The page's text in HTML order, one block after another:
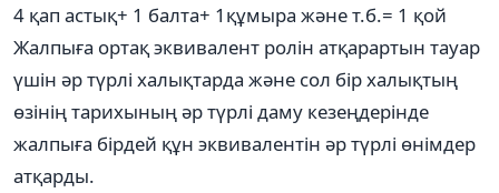
4 қап астық+ 1 балта+ 1құмыра және т.б.= 1 қой
Жалпыға ортақ эквивалент ролін атқарартын тауар
үшін әр түрлі халықтарда және сол бір халықтың
өзінің тарихының әр түрлі даму кезеңдерінде
жалпыға бірдей құн эквивалентін әр түрлі өнімдер
атқарды.